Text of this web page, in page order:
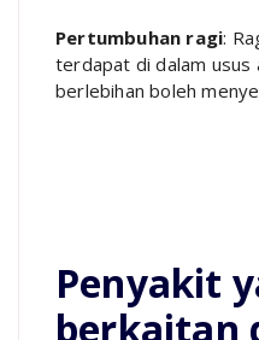
Pertumbuhan ragi:
terdapat di dalam usus
berlebihan boleh
Penyakit
berkaitan